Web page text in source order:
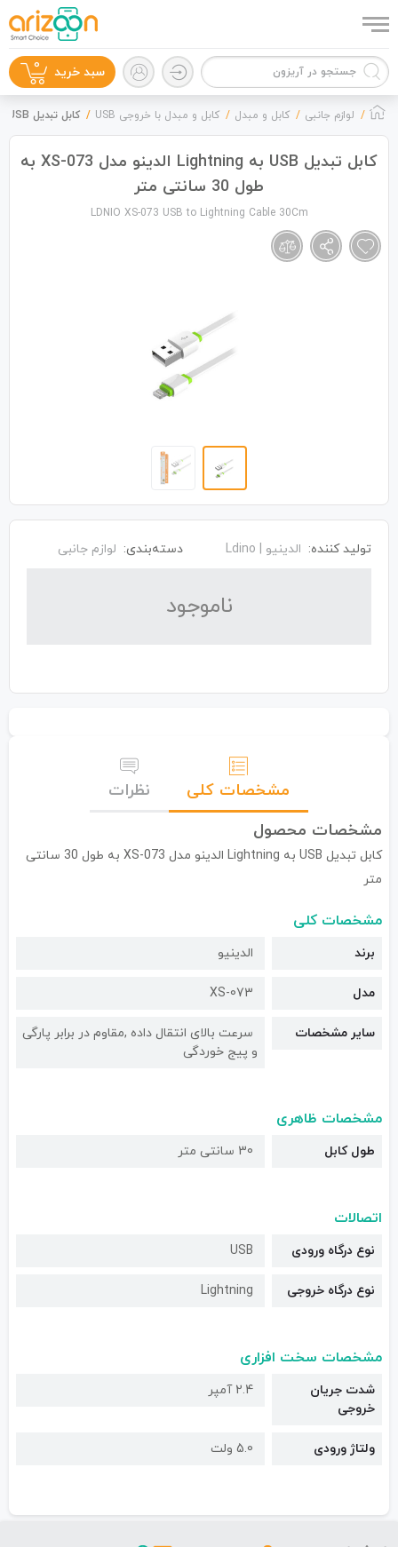
سبد خرید 0
لوازم جانبی کابل و مبدل کابل و مبدل با خروجی USB کابل تبدیل USB به Lightning الدینو مدل XS-073 به طول 30 سانتی متر
کابل تبدیل USB به Lightning الدینو مدل XS-073 به
طول 30 سانتی متر
LDNIO XS-073 USB to Lightning Cable 30Cm
تولید کننده: الدینیو | Ldino دسته‌بندی: لوازم جانبی
نا‌موجود
مشخصات کلی
نظرات
مشخصات محصول
کابل تبدیل USB به Lightning الدینو مدل XS-073 به طول 30 سانتی
متر
مشخصات کلی
برند الدینیو
مدل XS-073
سایر مشخصات
سرعت بالای انتقال داده ,مقاوم در برابر پارگی
و پیج خوردگی
مشخصات ظاهری
طول کابل 30 سانتی متر
اتصالات
نوع درگاه ورودی USB
نوع درگاه خروجی Lightning
مشخصات سخت افزاری
شدت جریان
خروجی
2.4 آمپر
ولتاژ ورودی 5.0 ولت